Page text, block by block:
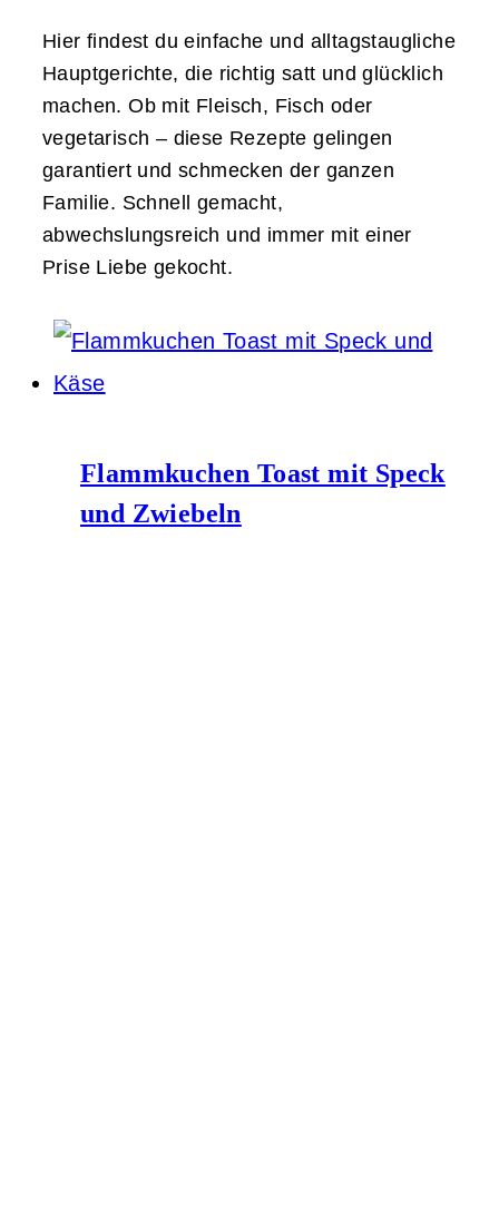
Hier findest du einfache und alltagstaugliche
Hauptgerichte, die richtig satt und glücklich
machen. Ob mit Fleisch, Fisch oder
vegetarisch – diese Rezepte gelingen
garantiert und schmecken der ganzen
Familie. Schnell gemacht,
abwechslungsreich und immer mit einer
Prise Liebe gekocht.
Flammkuchen Toast mit Speck
und Zwiebeln